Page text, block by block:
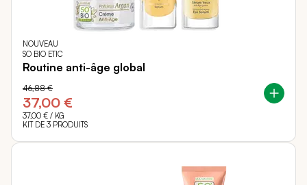
NOUVEAU
SO BIO ETIC
Routine anti-âge global
37,00 €
46,88 €
37,00 € / KG
KIT DE 3 PRODUITS